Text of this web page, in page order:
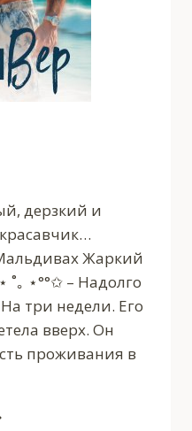
дерзкий и
Жаркий
｡ ⋆°°✩ – Надолго
три недели. Его
вверх. Он
проживания в